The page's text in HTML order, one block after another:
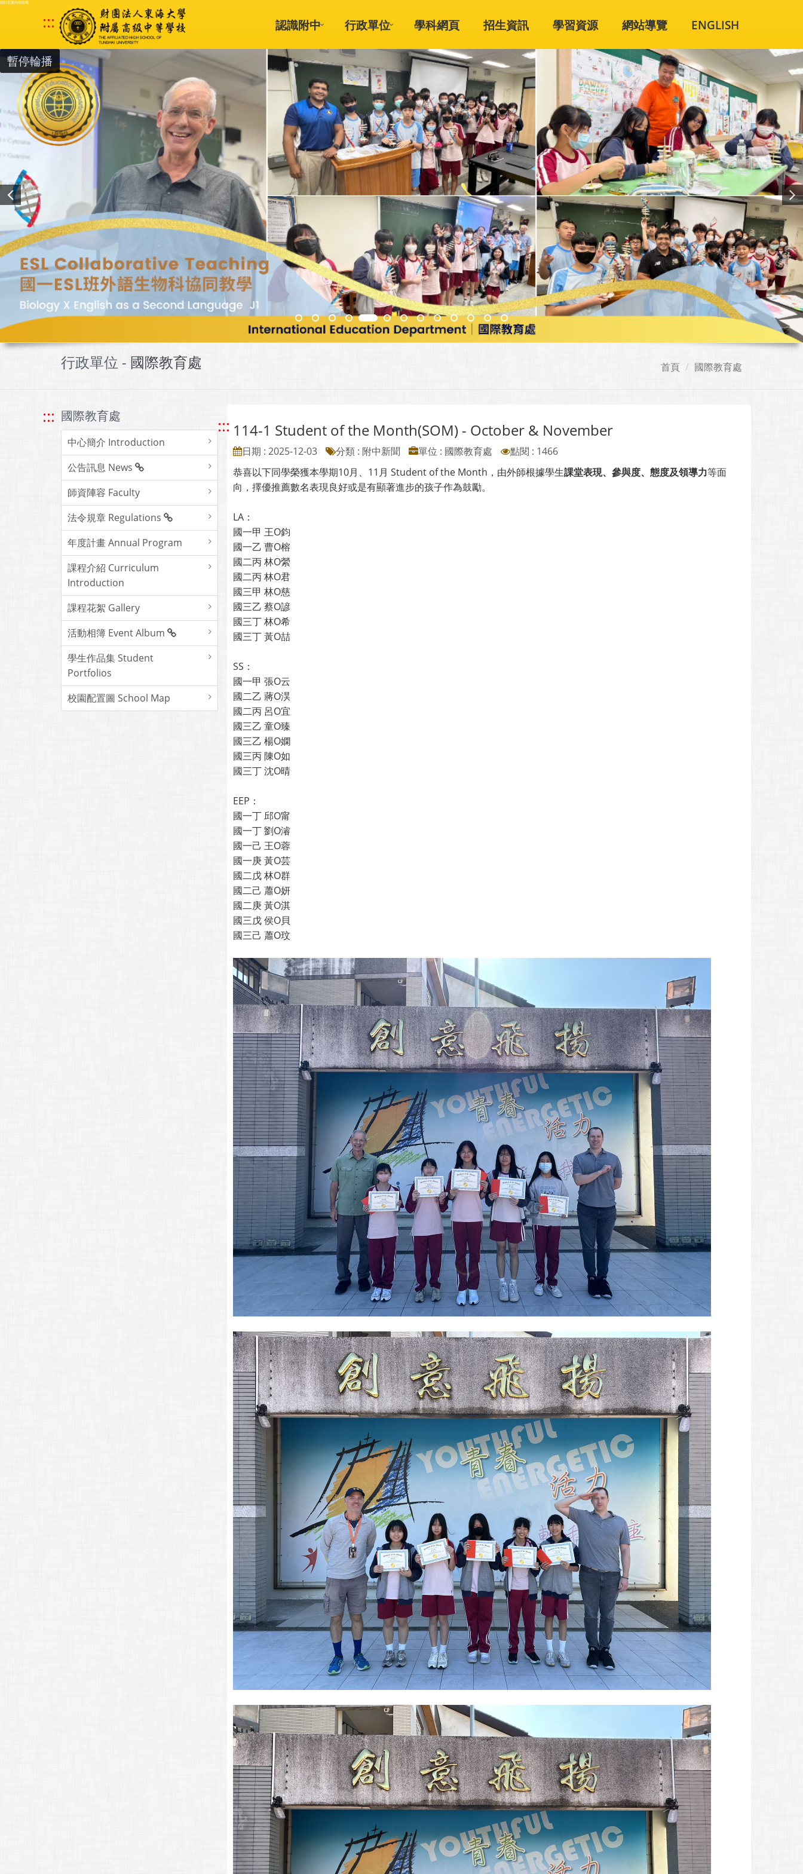
跳到主要內容區塊
::: 認識附中 行政單位 學科網頁 招生資訊 學習資源 網站導覽 ENGLISH
暫停輪播
行政單位 - 國際教育處 首頁 國際教育處
::: 國際教育處
中心簡介 Introduction
公告訊息 News
師資陣容 Faculty
法令規章 Regulations
年度計畫 Annual Program
課程介紹 Curriculum
Introduction
課程花絮 Gallery
活動相簿 Event Album
學生作品集 Student
Portfolios
校園配置圖 School Map
::: 114-1 Student of the Month(SOM) - October & November
日期 : 2025-12-03 分類 : 附中新聞 單位 : 國際教育處
點閱 : 1466
恭喜以下同學榮獲本學期10月、11月 Student of the Month，由外師根據學生課堂表現、參與度、態度及領導力等面
向，擇優推薦數名表現良好或是有顯著進步的孩子作為鼓勵。
LA：
國一甲 王O鈞
國一乙 曹O榕
國二丙 林O縈
國二丙 林O君
國三甲 林O慈
國三乙 蔡O諺
國三丁 林O希
國三丁 黃O喆
SS：
國一甲 張O云
國二乙 蔣O淏
國二丙 呂O宜
國三乙 童O臻
國三乙 楊O嫻
國三丙 陳O如
國三丁 沈O晴
EEP：
國一丁 邱O甯
國一丁 劉O濬
國一己 王O蓉
國一庚 黃O芸
國二戊 林O群
國二己 蕭O妍
國二庚 黃O淇
國三戊 侯O貝
國三己 蕭O玟